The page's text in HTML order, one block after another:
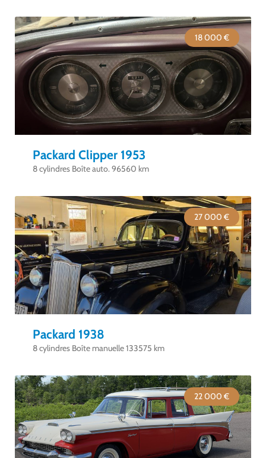
18 000 €
Packard Clipper 1953
8 cylindres Boîte auto. 96560 km
27 000 €
Packard 1938
8 cylindres Boîte manuelle 133575 km
22 000 €